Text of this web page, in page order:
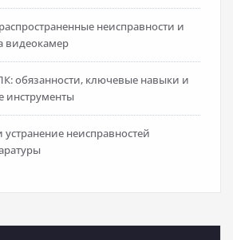
неисправности и
видеокамер
обязанности, ключевые навыки и
инструменты
устранение неисправностей